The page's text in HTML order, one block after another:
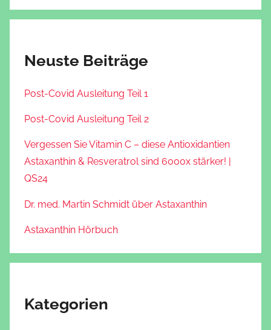
Neuste Beiträge
Post-Covid Ausleitung Teil 1
Post-Covid Ausleitung Teil 2
Vergessen Sie Vitamin C – diese Antioxidantien
Astaxanthin & Resveratrol sind 6000x stärker! |
QS24
Dr. med. Martin Schmidt über Astaxanthin
Astaxanthin Hörbuch
Kategorien